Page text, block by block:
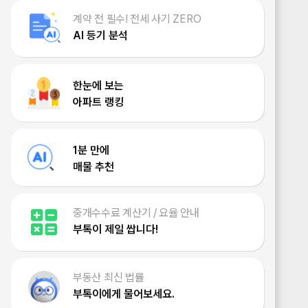
계약 전 필수! 전세 사기 ZERO
AI 등기 분석
한눈에 보는
아파트 랭킹
1분 만에
매물 추천
중개수수료 계산기 / 요율 안내
부톡이 제일 쌉니다!
부동산 최신 법률
부톡이에게 물어보세요.